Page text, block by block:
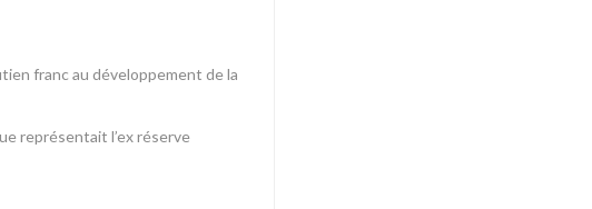
franc au développement de la
représentait l’ex réserve